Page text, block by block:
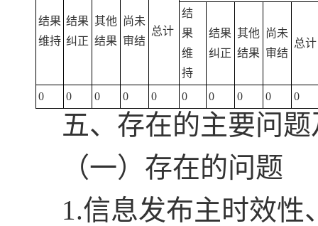
结果
维持
结果
纠正
其他
结果
尚未
审结
总计
结
果
维
持
结果
纠正
其他
结果
尚未
审结
总计
0 0 0 0 0 0 0 0 0 0
五、存在的主要问
（一）存在的问题
1.信息发布主时效